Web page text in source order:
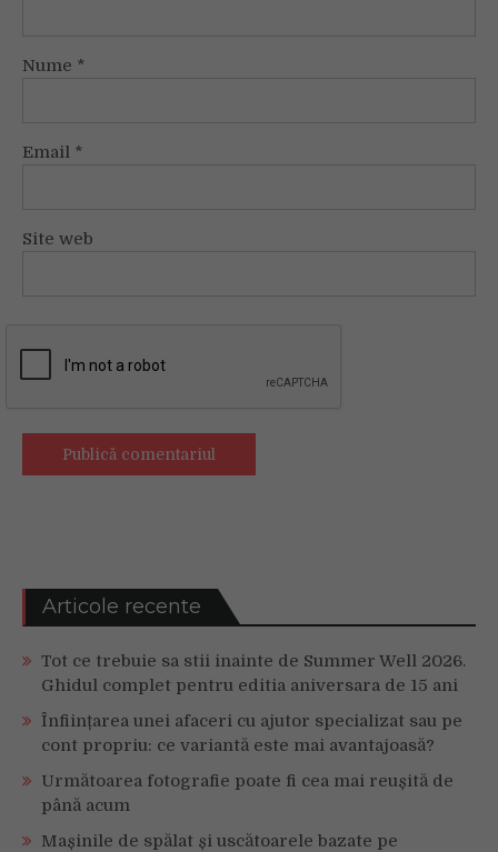
Nume *
Email *
Site web
Articole recente
Tot ce trebuie sa stii inainte de Summer Well 2026.
Ghidul complet pentru editia aniversara de 15 ani
Înființarea unei afaceri cu ajutor specializat sau pe
cont propriu: ce variantă este mai avantajoasă?
Următoarea fotografie poate fi cea mai reușită de
până acum
Mașinile de spălat și uscătoarele bazate pe